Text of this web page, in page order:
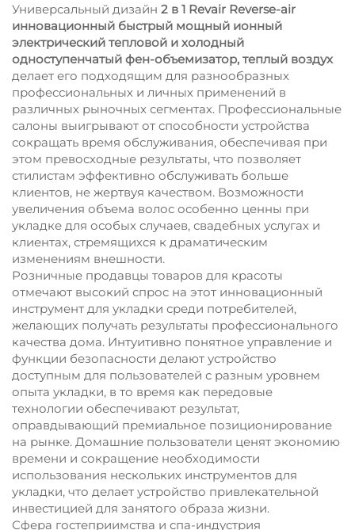
Универсальный дизайн 2 в 1 Revair Reverse-air
инновационный быстрый мощный ионный
электрический тепловой и холодный
одноступенчатый фен-объемизатор, теплый воздух
делает его подходящим для разнообразных
профессиональных и личных применений в
различных рыночных сегментах. Профессиональные
салоны выигрывают от способности устройства
сокращать время обслуживания, обеспечивая при
этом превосходные результаты, что позволяет
стилистам эффективно обслуживать больше
клиентов, не жертвуя качеством. Возможности
увеличения объема волос особенно ценны при
укладке для особых случаев, свадебных услугах и
клиентах, стремящихся к драматическим
изменениям внешности.
Розничные продавцы товаров для красоты
отмечают высокий спрос на этот инновационный
инструмент для укладки среди потребителей,
желающих получать результаты профессионального
качества дома. Интуитивно понятное управление и
функции безопасности делают устройство
доступным для пользователей с разным уровнем
опыта укладки, в то время как передовые
технологии обеспечивают результат,
оправдывающий премиальное позиционирование
на рынке. Домашние пользователи ценят экономию
времени и сокращение необходимости
использования нескольких инструментов для
укладки, что делает устройство привлекательной
инвестицией для занятого образа жизни.
Сфера гостеприимства и спа-индустрия